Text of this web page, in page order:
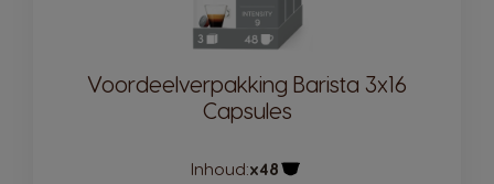
Voordeelverpakking Barista 3x16
Capsules
Inhoud:x48